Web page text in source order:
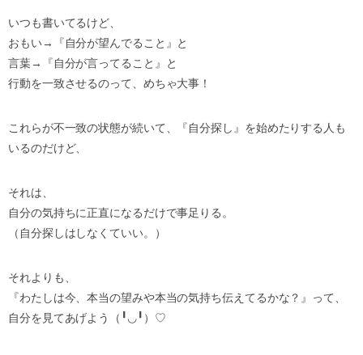
いつも書いてるけど、
おもい→『自分が望んでること』と
言葉→『自分が言ってること』と
行動を一致させるのって、めちゃ大事！
これらが不一致の状態が続いて、『自分探し』を始めたりする人も
いるのだけど、
それは、
自分の気持ちに正直になるだけで事足りる。
（自分探しはしなくていい。）
それよりも、
『わたしは今、本当の望みや本当の気持ち伝えてるかな？』って、
自分を見てあげよう（╹◡╹）♡